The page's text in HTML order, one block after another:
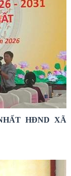
HĐND XÃ